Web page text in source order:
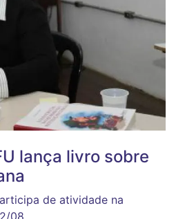
lança livro sobre
de atividade na